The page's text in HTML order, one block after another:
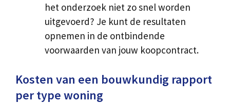
het onderzoek niet zo snel worden
uitgevoerd? Je kunt de resultaten
opnemen in de ontbindende
voorwaarden van jouw koopcontract.
Kosten van een bouwkundig rapport
per type woning